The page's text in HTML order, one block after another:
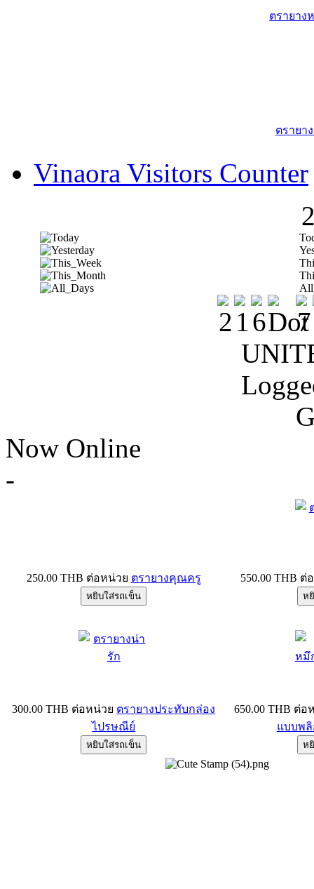
ตรายาง
ตรายา
Vinaora Visitors Counter
Now Online
-
250.00 THB ต่อหน่วย ตรายางคุณครู 550.00 THB ต่
300.00 THB ต่อหน่วย ตรายางประทับกล่อง
ไปรษณีย์
650.00 THB ต่อ
แบบพ